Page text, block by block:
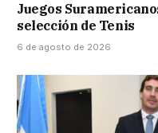
Juegos
selección de Tenis
6 de agosto de 2026